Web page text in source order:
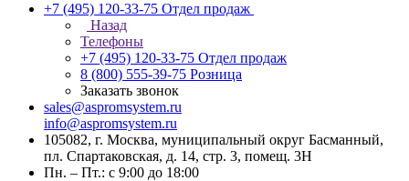
+7 (495) 120-33-75 Отдел продаж
Назад
Телефоны
+7 (495) 120-33-75 Отдел продаж
8 (800) 555-39-75 Розница
Заказать звонок
sales@aspromsystem.ru
info@aspromsystem.ru
105082, г. Москва, муниципальный округ Басманный,
пл. Спартаковская, д. 14, стр. 3, помещ. 3Н
Пн. – Пт.: с 9:00 до 18:00